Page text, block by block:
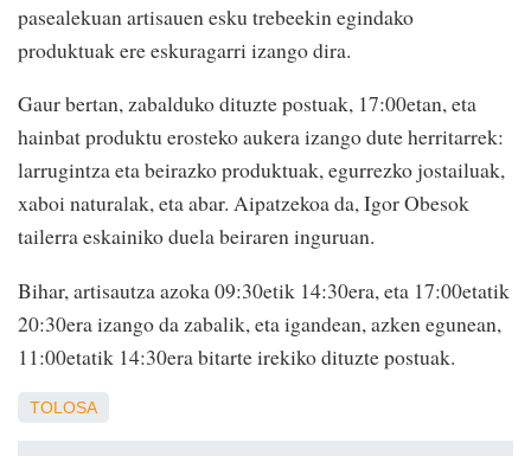
pasealekuan artisauen esku trebeekin egindako
produktuak ere eskuragarri izango dira.
Gaur bertan, zabalduko dituzte postuak, 17:00etan, eta
hainbat produktu erosteko aukera izango dute herritarrek:
larrugintza eta beirazko produktuak, egurrezko jostailuak,
xaboi naturalak, eta abar. Aipatzekoa da, Igor Obesok
tailerra eskainiko duela beiraren inguruan.
Bihar, artisautza azoka 09:30etik 14:30era, eta 17:00etatik
20:30era izango da zabalik, eta igandean, azken egunean,
11:00etatik 14:30era bitarte irekiko dituzte postuak.
TOLOSA